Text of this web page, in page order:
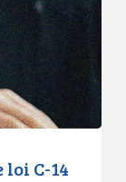
C-14